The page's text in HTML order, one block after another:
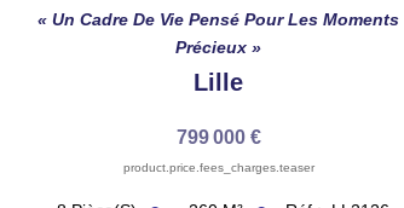
Un Cadre De Vie Pensé Pour Les Moments
Précieux
Lille
799 000 €
product.price.fees_charges.teaser